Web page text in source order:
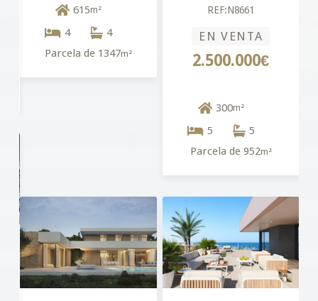
615m²
4
4
Parcela de 1347m²
REF:N8661
EN VENTA
2.500.000€
300m²
5
5
Parcela de 952m²